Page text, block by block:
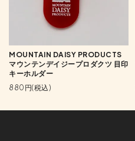
MOUNTAIN DAISY PRODUCTS
マウンテンデイジープロダクツ 目印
キーホルダー
880円(税込)